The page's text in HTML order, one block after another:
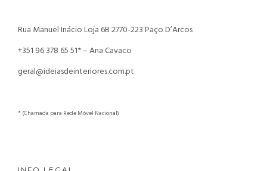
Rua Manuel Inácio Loja 6B2770-223 Paço D’Arcos
+351 96 378 65 51* – Ana Cavaco
geral@ideiasdeinteriores.com.pt
* (Chamada para Rede Móvel Nacional)